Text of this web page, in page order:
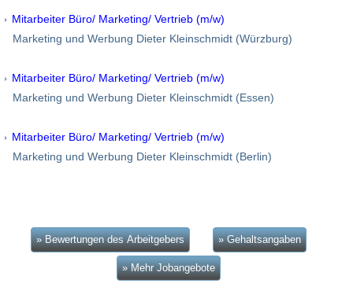
Mitarbeiter Büro/ Marketing/ Vertrieb (m/w)
Marketing und Werbung Dieter Kleinschmidt (Würzburg)
Mitarbeiter Büro/ Marketing/ Vertrieb (m/w)
Marketing und Werbung Dieter Kleinschmidt (Essen)
Mitarbeiter Büro/ Marketing/ Vertrieb (m/w)
Marketing und Werbung Dieter Kleinschmidt (Berlin)
» Bewertungen des Arbeitgebers » Gehaltsangaben
» Mehr Jobangebote